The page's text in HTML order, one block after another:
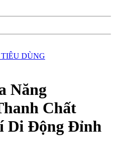
DÙNG
Năng
Chất
Di Động Đỉnh